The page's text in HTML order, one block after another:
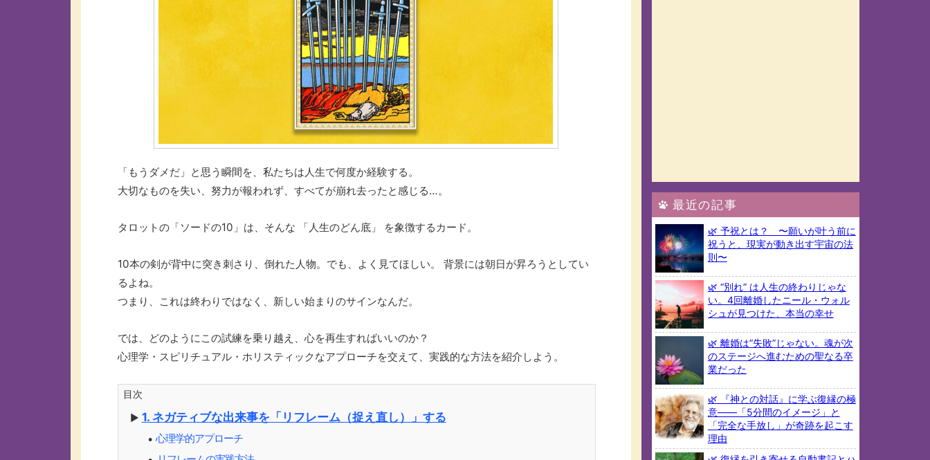
「もうダメだ」と思う瞬間を、私たちは人生で何度か経験する。
大切なものを失い、努力が報われず、すべてが崩れ去ったと感じる…。
タロットの「ソードの10」は、そんな 「人生のどん底」 を象徴するカード。
10本の剣が背中に突き刺さり、倒れた人物。でも、よく見てほしい。 背景には朝日が昇ろうとしてい
るよね。
つまり、これは終わりではなく、新しい始まりのサインなんだ。
では、どのようにこの試練を乗り越え、心を再生すればいいのか？
心理学・スピリチュアル・ホリスティックなアプローチを交えて、実践的な方法を紹介しよう。
目次
▶︎ 1. ネガティブな出来事を「リフレーム（捉え直し）」する
⚫︎ 心理学的アプローチ
最近の記事
🌿 予祝とは？ 〜願いが叶う前に
祝うと、現実が動き出す宇宙の法
則〜
🌿 “別れ” は人生の終わりじゃな
い。4回離婚したニール・ウォル
シュが見つけた、本当の幸せ
🌿 離婚は”失敗”じゃない。魂が次
のステージへ進むための聖なる卒
業だった
🌿 『神との対話』に学ぶ復縁の極
意――「5分間のイメージ」と
「完全な手放し」が奇跡を起こす
理由